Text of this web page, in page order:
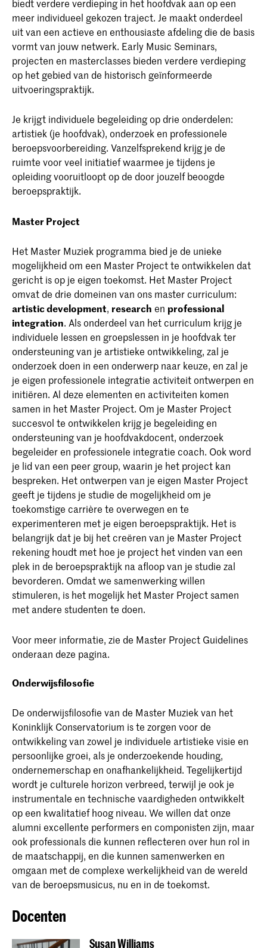
biedt verdere verdieping in het hoofdvak aan op een
meer individueel gekozen traject. Je maakt onderdeel
uit van een actieve en enthousiaste afdeling die de basis
vormt van jouw netwerk. Early Music Seminars,
projecten en masterclasses bieden verdere verdieping
op het gebied van de historisch geïnformeerde
uitvoeringspraktijk.
Je krijgt individuele begeleiding op drie onderdelen:
artistiek (je hoofdvak), onderzoek en professionele
beroepsvoorbereiding. Vanzelfsprekend krijg je de
ruimte voor veel initiatief waarmee je tijdens je
opleiding vooruitloopt op de door jouzelf beoogde
beroepspraktijk.
Master Project
Het Master Muziek programma bied je de unieke
mogelijkheid om een Master Project te ontwikkelen dat
gericht is op je eigen toekomst. Het Master Project
omvat de drie domeinen van ons master curriculum:
artistic development, research en professional
integration. Als onderdeel van het curriculum krijg je
individuele lessen en groepslessen in je hoofdvak ter
ondersteuning van je artistieke ontwikkeling, zal je
onderzoek doen in een onderwerp naar keuze, en zal je
je eigen professionele integratie activiteit ontwerpen en
initiëren. Al deze elementen en activiteiten komen
samen in het Master Project. Om je Master Project
succesvol te ontwikkelen krijg je begeleiding en
ondersteuning van je hoofdvakdocent, onderzoek
begeleider en professionele integratie coach. Ook word
je lid van een peer group, waarin je het project kan
bespreken. Het ontwerpen van je eigen Master Project
geeft je tijdens je studie de mogelijkheid om je
toekomstige carrière te overwegen en te
experimenteren met je eigen beroepspraktijk. Het is
belangrijk dat je bij het creëren van je Master Project
rekening houdt met hoe je project het vinden van een
plek in de beroepspraktijk na afloop van je studie zal
bevorderen. Omdat we samenwerking willen
stimuleren, is het mogelijk het Master Project samen
met andere studenten te doen.
Voor meer informatie, zie de Master Project Guidelines
onderaan deze pagina.
Onderwijsfilosofie
De onderwijsfilosofie van de Master Muziek van het
Koninklijk Conservatorium is te zorgen voor de
ontwikkeling van zowel je individuele artistieke visie en
persoonlijke groei, als je onderzoekende houding,
ondernemerschap en onafhankelijkheid. Tegelijkertijd
wordt je culturele horizon verbreed, terwijl je ook je
instrumentale en technische vaardigheden ontwikkelt
op een kwalitatief hoog niveau. We willen dat onze
alumni excellente performers en componisten zijn, maar
ook professionals die kunnen reflecteren over hun rol in
de maatschappij, en die kunnen samenwerken en
omgaan met de complexe werkelijkheid van de wereld
van de beroepsmusicus, nu en in de toekomst.
Docenten
Susan Williams